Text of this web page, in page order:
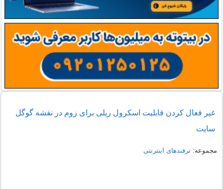
غیر فعال کردن قابلیت اسکرول ریلی برای زوم در نقشه گوگل
سایت
مجموعه:ترفندهای اینترنتی